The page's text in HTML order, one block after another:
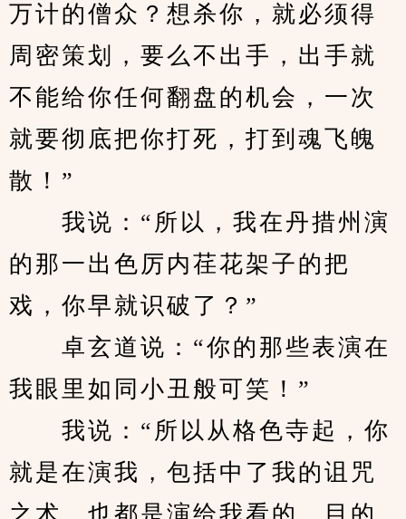
万计的僧众？想杀你，就必须得
周密策划，要么不出手，出手就
不能给你任何翻盘的机会，一次
就要彻底把你打死，打到魂飞魄
散！”
我说：“所以，我在丹措州演
的那一出色厉内荏花架子的把
戏，你早就识破了？”
卓玄道说：“你的那些表演在
我眼里如同小丑般可笑！”
我说：“所以从格色寺起，你
就是在演我，包括中了我的诅咒